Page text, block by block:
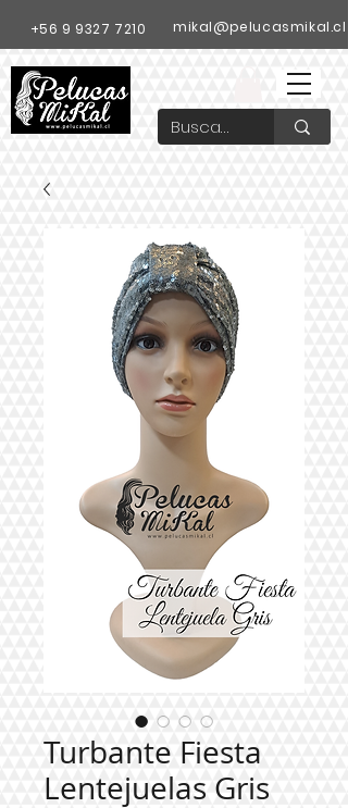
+56 9 9327 7210 mikal@pelucasmikal.cl
Turbante Fiesta
Lentejuelas Gris